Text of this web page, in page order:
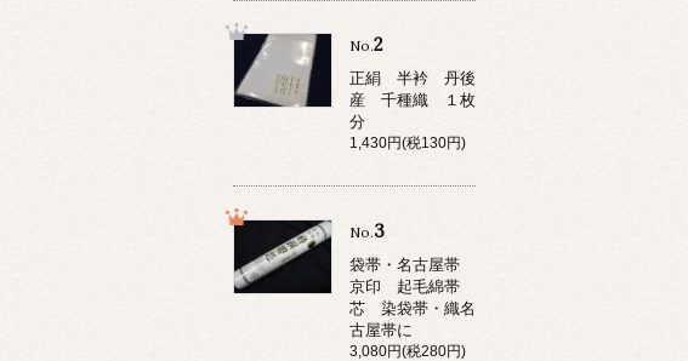
No.2
正絹 半衿 丹後
産 千種織 １枚
分
1,430円(税130円)
No.3
袋帯・名古屋帯
京印 起毛綿帯
芯 染袋帯・織名
古屋帯に
3,080円(税280円)